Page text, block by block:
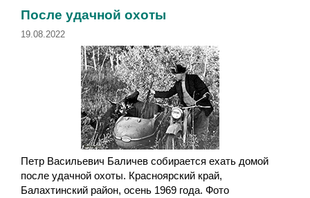
ки
После удачной охоты
19.08.2022
Петр Васильевич Баличев собирается ехать домой
после удачной охоты. Красноярский край,
Балахтинский район, осень 1969 года. Фото